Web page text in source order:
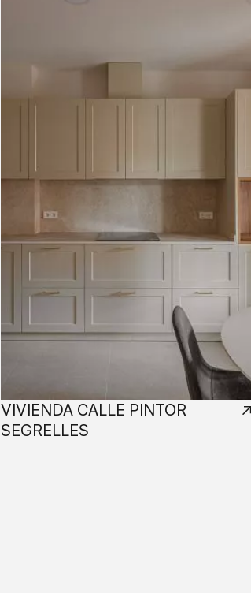
VIVIENDA CALLE PINTOR
SEGRELLES